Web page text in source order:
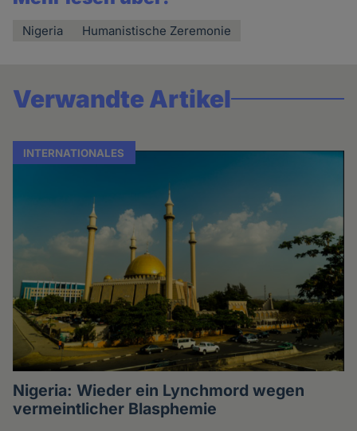
Nigeria Humanistische Zeremonie
Verwandte Artikel
INTERNATIONALES
Nigeria: Wieder ein Lynchmord wegen
vermeintlicher Blasphemie